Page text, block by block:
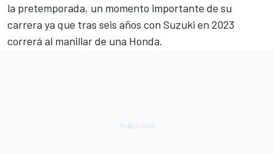
la pretemporada, un momento importante de su
carrera ya que tras seis años con Suzuki en 2023
correrá al manillar de una Honda.